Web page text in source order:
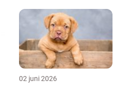
02 juni 2026